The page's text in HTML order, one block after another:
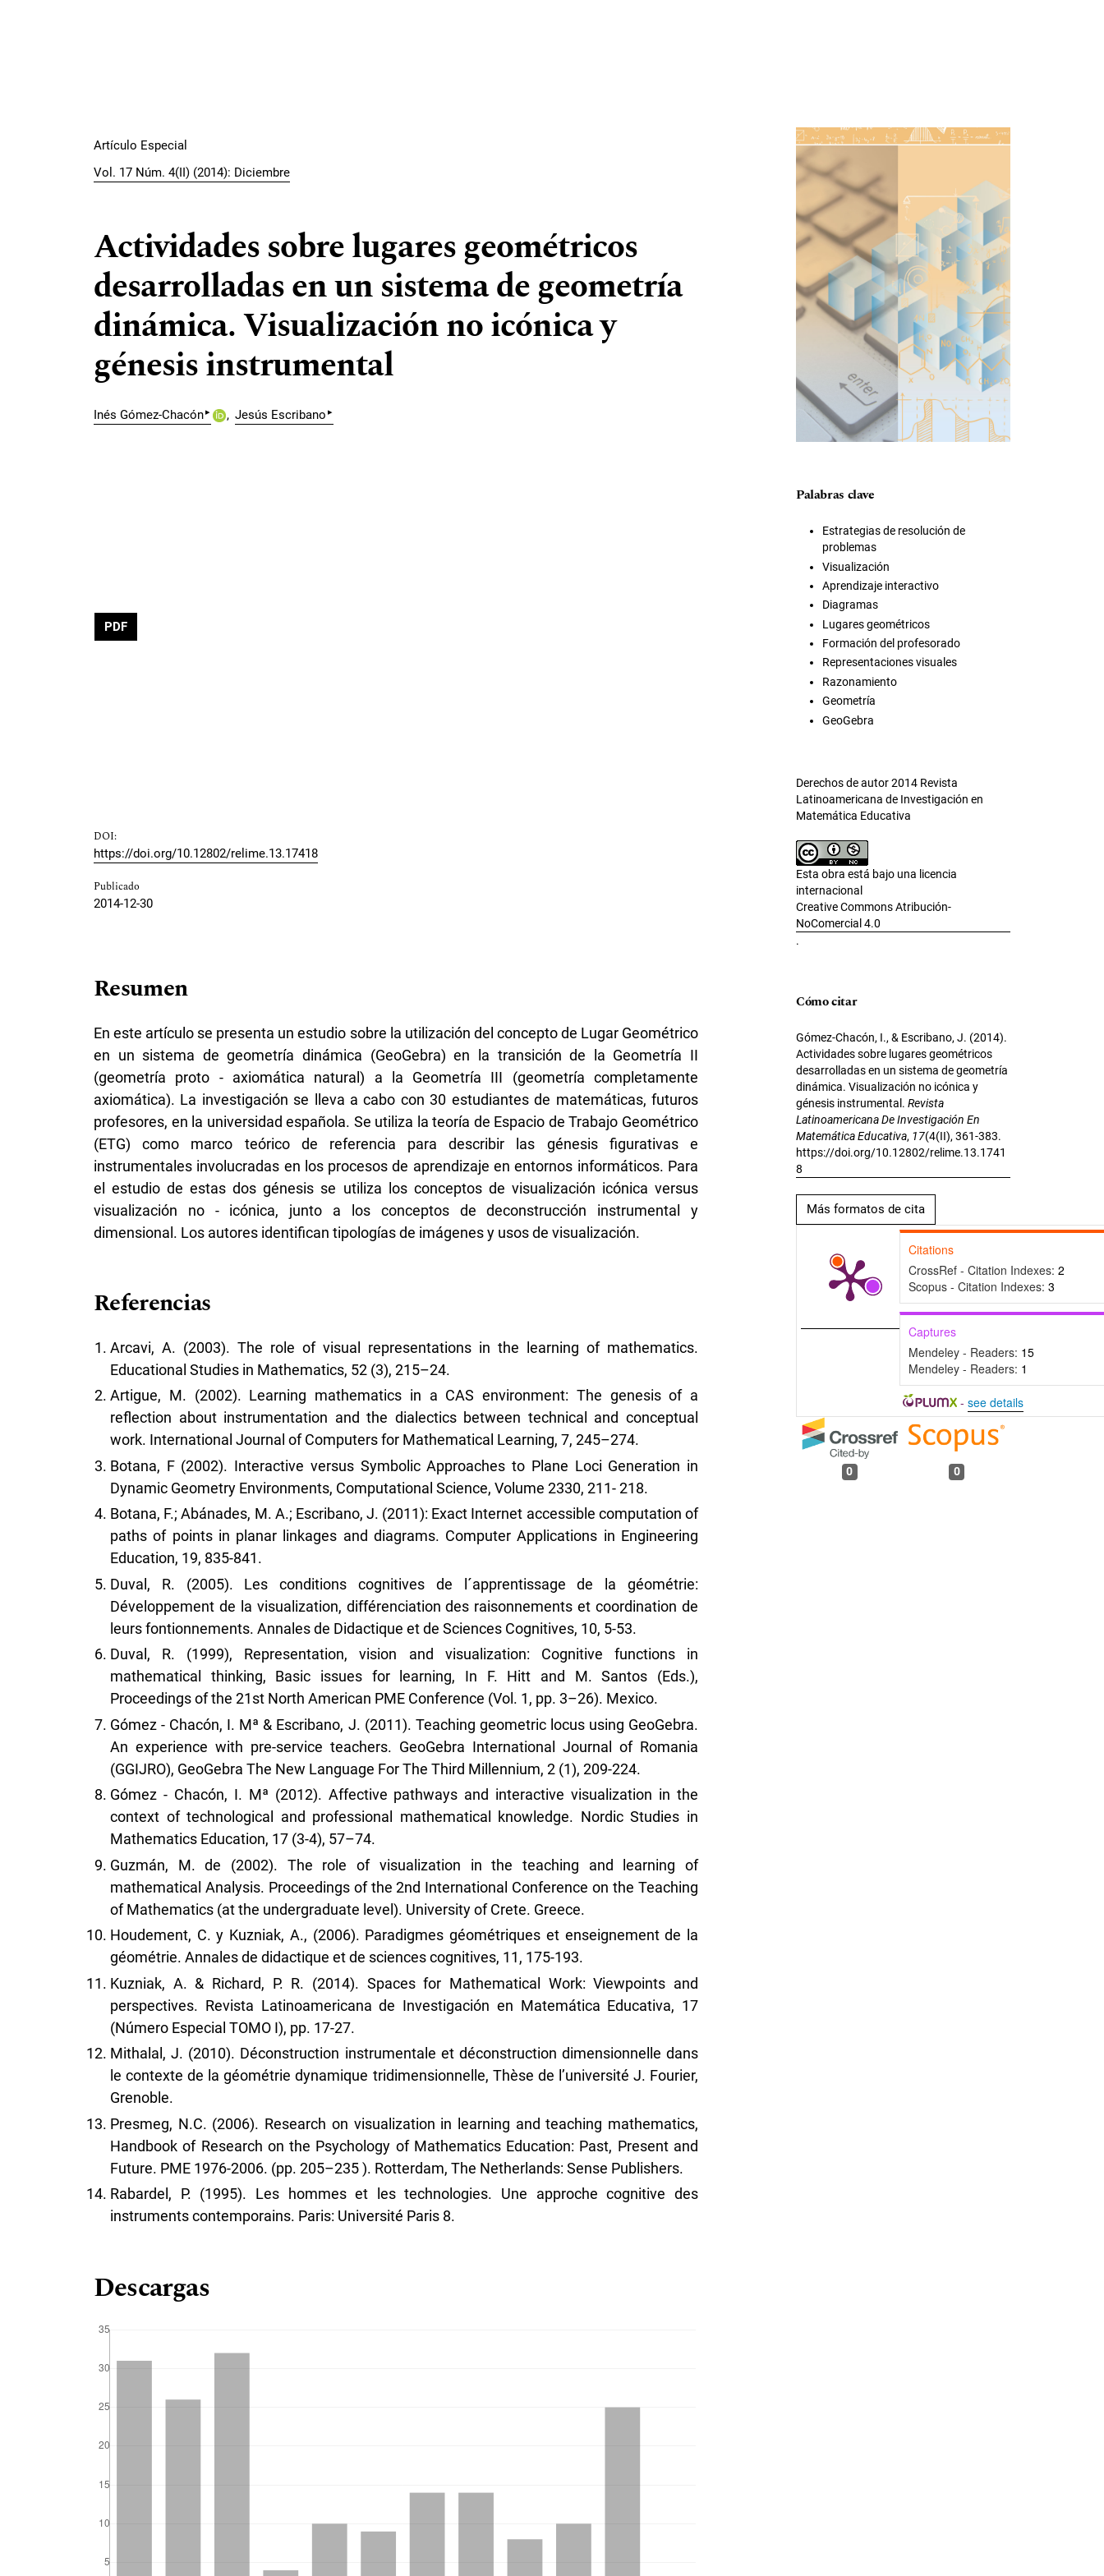
Artículo Especial
Vol. 17 Núm. 4(II) (2014): Diciembre
Actividades sobre lugares geométricos
desarrolladas en un sistema de geometría
dinámica. Visualización no icónica y
génesis instrumental
Inés Gómez-Chacón▸ Jesús Escribano ▸
PDF
DOI:
https://doi.org/10.12802/relime.13.17418
Publicado
2014-12-30
Resumen
En este artículo se presenta un estudio sobre la utilización del concepto de Lugar Geométrico
en un sistema de geometría dinámica (GeoGebra) en la transición de la Geometría II
(geometría proto - axiomática natural) a la Geometría III (geometría completamente
axiomática). La investigación se lleva a cabo con 30 estudiantes de matemáticas, futuros
profesores, en la universidad española. Se utiliza la teoría de Espacio de Trabajo Geométrico
(ETG) como marco teórico de referencia para describir las génesis figurativas e
instrumentales involucradas en los procesos de aprendizaje en entornos informáticos. Para
el estudio de estas dos génesis se utiliza los conceptos de visualización icónica versus
visualización no - icónica, junto a los conceptos de deconstrucción instrumental y
dimensional. Los autores identifican tipologías de imágenes y usos de visualización.
Referencias
Arcavi, A. (2003). The role of visual representations in the learning of mathematics.
Educational Studies in Mathematics, 52 (3), 215–24.
Artigue, M. (2002). Learning mathematics in a CAS environment: The genesis of a
reflection about instrumentation and the dialectics between technical and conceptual
work. International Journal of Computers for Mathematical Learning, 7, 245–274.
Botana, F (2002). Interactive versus Symbolic Approaches to Plane Loci Generation in
Dynamic Geometry Environments, Computational Science, Volume 2330, 211- 218.
Botana, F.; Abánades, M. A.; Escribano, J. (2011): Exact Internet accessible computation of
paths of points in planar linkages and diagrams. Computer Applications in Engineering
Education, 19, 835-841.
Duval, R. (2005). Les conditions cognitives de l´apprentissage de la géométrie:
Développement de la visualization, différenciation des raisonnements et coordination de
leurs fontionnements. Annales de Didactique et de Sciences Cognitives, 10, 5-53.
Duval, R. (1999), Representation, vision and visualization: Cognitive functions in
mathematical thinking, Basic issues for learning, In F. Hitt and M. Santos (Eds.),
Proceedings of the 21st North American PME Conference (Vol. 1, pp. 3–26). Mexico.
Gómez - Chacón, I. Mª & Escribano, J. (2011). Teaching geometric locus using GeoGebra.
An experience with pre-service teachers. GeoGebra International Journal of Romania
(GGIJRO), GeoGebra The New Language For The Third Millennium, 2 (1), 209-224.
Gómez - Chacón, I. Mª (2012). Affective pathways and interactive visualization in the
context of technological and professional mathematical knowledge. Nordic Studies in
Mathematics Education, 17 (3-4), 57–74.
Guzmán, M. de (2002). The role of visualization in the teaching and learning of
mathematical Analysis. Proceedings of the 2nd International Conference on the Teaching
of Mathematics (at the undergraduate level). University of Crete. Greece.
Houdement, C. y Kuzniak, A., (2006). Paradigmes géométriques et enseignement de la
géométrie. Annales de didactique et de sciences cognitives, 11, 175-193.
Kuzniak, A. & Richard, P. R. (2014). Spaces for Mathematical Work: Viewpoints and
perspectives. Revista Latinoamericana de Investigación en Matemática Educativa, 17
(Número Especial TOMO I), pp. 17-27.
Mithalal, J. (2010). Déconstruction instrumentale et déconstruction dimensionnelle dans
le contexte de la géométrie dynamique tridimensionnelle, Thèse de l’université J. Fourier,
Grenoble.
Presmeg, N.C. (2006). Research on visualization in learning and teaching mathematics,
Handbook of Research on the Psychology of Mathematics Education: Past, Present and
Future. PME 1976-2006. (pp. 205–235 ). Rotterdam, The Netherlands: Sense Publishers.
Rabardel, P. (1995). Les hommes et les technologies. Une approche cognitive des
instruments contemporains. Paris: Université Paris 8.
Descargas
Imagen de portada
Palabras clave
Estrategias de resolución de
problemas
Visualización
Aprendizaje interactivo
Diagramas
Lugares geométricos
Formación del profesorado
Representaciones visuales
Razonamiento
Geometría
GeoGebra
Derechos de autor 2014 Revista
Latinoamericana de Investigación en
Matemática Educativa
Esta obra está bajo una licencia
internacional
Creative Commons Atribución-
NoComercial 4.0
.
Cómo citar
Gómez-Chacón, I., & Escribano, J. (2014).
Actividades sobre lugares geométricos
desarrolladas en un sistema de geometría
dinámica. Visualización no icónica y
génesis instrumental. Revista
Latinoamericana De Investigación En
Matemática Educativa, 17(4(II), 361-383.
https://doi.org/10.12802/relime.13.1741
8
Más formatos de cita
Citations
CrossRef - Citation Indexes: 2
Scopus - Citation Indexes: 3
Captures
Mendeley - Readers: 15
Mendeley - Readers: 1
- see details
0 0